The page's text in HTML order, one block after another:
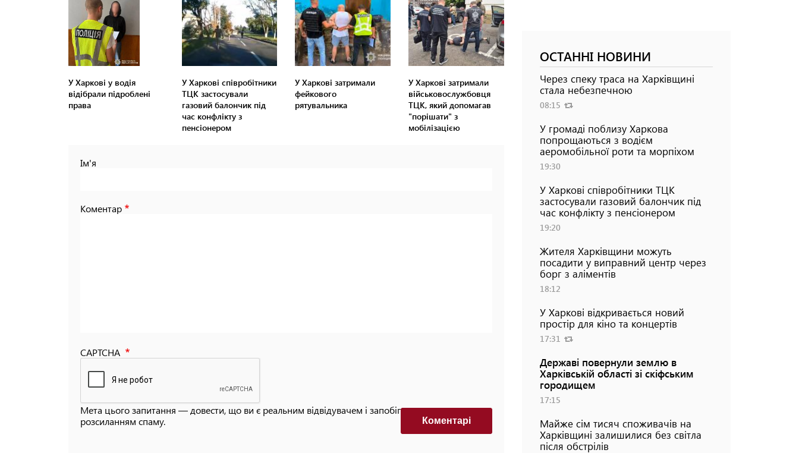
У Харкові у водія
відібрали підроблені
права
У Харкові співробітники
ТЦК застосували
газовий балончик під
час конфлікту з
пенсіонером
У Харкові затримали
фейкового
рятувальника
У Харкові затримали
військовослужбовця
ТЦК, який допомагав
"порішати" з
мобілізацією
Ім'я
Коментар
CAPTCHA
Мета цього запитання — довести, що ви є реальним відвідувачем і запобігти автоматизованим
розсиланням спаму.
Коментарi
ОСТАННІ НОВИНИ
Через спеку траса на Харківщині
стала небезпечною
08:15
У громаді поблизу Харкова
попрощаються з водієм
аеромобільної роти та морпіхом
19:30
У Харкові співробітники ТЦК
застосували газовий балончик під
час конфлікту з пенсіонером
19:20
Жителя Харківщини можуть
посадити у виправний центр через
борг з аліментів
18:12
У Харкові відкривається новий
простір для кіно та концертів
17:31
Державі повернули землю в
Харківській області зі скіфським
городищем
17:15
Майже сім тисяч споживачів на
Харківщині залишилися без світла
після обстрілів